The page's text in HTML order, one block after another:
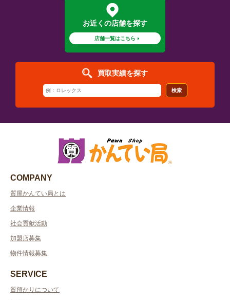
お近くの店舗を探す
店舗一覧はこちら
買取実績を探す
検索
COMPANY
質屋かんてい局とは
企業情報
社会貢献活動
加盟店募集
物件情報募集
SERVICE
質預かりについて